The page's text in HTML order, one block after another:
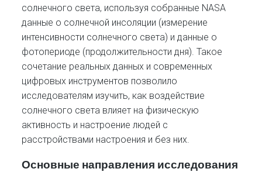
солнечного света, используя собранные NASA
данные о солнечной инсоляции (измерение
интенсивности солнечного света) и данные о
фотопериоде (продолжительности дня). Такое
сочетание реальных данных и современных
цифровых инструментов позволило
исследователям изучить, как воздействие
солнечного света влияет на физическую
активность и настроение людей с
расстройствами настроения и без них.
Основные направления исследования